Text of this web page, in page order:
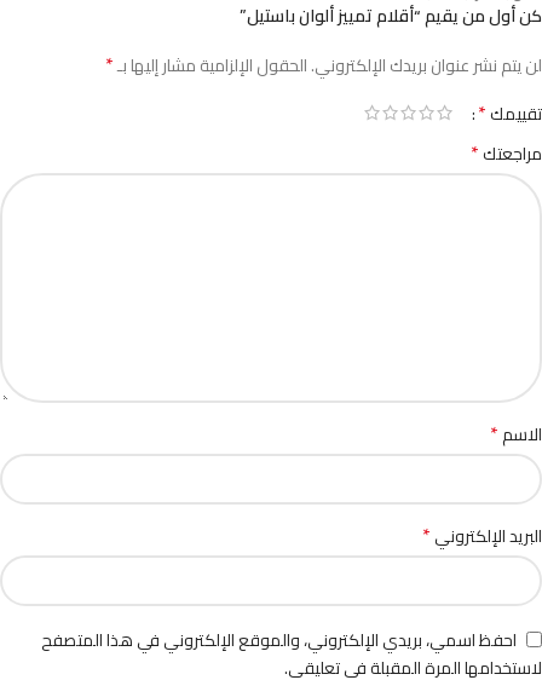
كن أول من يقيم “أقلام تمييز ألوان باستيل”
لن يتم نشر عنوان بريدك الإلكتروني.الحقول الإلزامية مشار إليها بـ*
تقييمك*
مراجعتك*
الاسم*
البريد الإلكتروني*
احفظ اسمي، بريدي الإلكتروني، والموقع الإلكتروني في هذا المتصفح
لاستخدامها المرة المقبلة في تعليقي.